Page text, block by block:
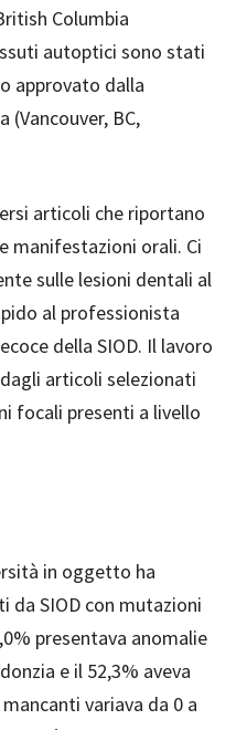
Columbia
autoptici sono stati
approvato dalla
(Vancouver, BC,
articoli che riportano
manifestazioni orali. Ci
sulle lesioni dentali al
al professionista
della SIOD. Il lavoro
articoli selezionati
focali presenti a livello
in oggetto ha
SIOD con mutazioni
presentava anomalie
e il 52,3% aveva
variava da 0 a